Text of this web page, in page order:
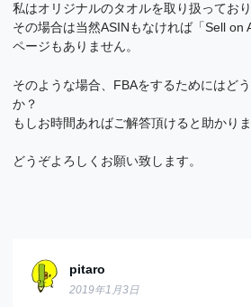
私はオリジナルのタオルを取り扱っており
その場合は当然ASINもなければ「Sell on
ページもありません。
そのような場合、FBAをするためにはど
か？
もしお時間あればご解答頂けると助かりま
どうぞよろしくお願い致します。
pitaro
2019年1月3日